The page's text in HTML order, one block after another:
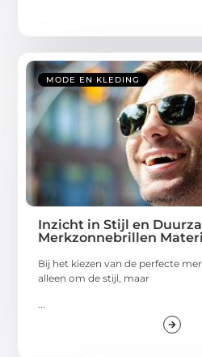
MODE EN KLEDING
Inzicht in Stijl en
Merkzonnebrillen
Bij het kiezen van de perfecte
alleen om de stijl, maar
...